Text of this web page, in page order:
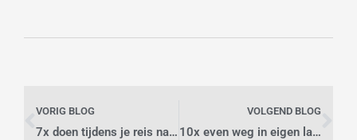
VORIG BLOG
7x doen tijdens je reis naar Jordanië
VOLGEND BLOG
10x even weg in eigen land doe je bij deze unieke spots